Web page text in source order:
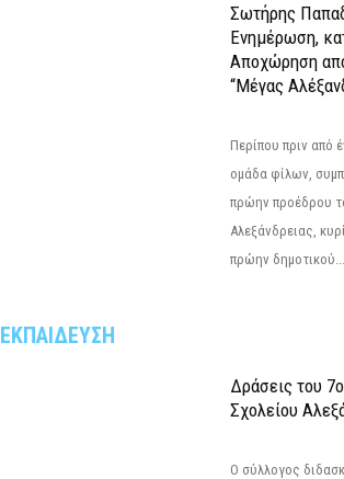
Σωτήρης
Ενημέρωση,
Αποχώρηση
“Μέγας
Περίπου πριν από
ομάδα φίλων,
πρώην προέδρου
Αλεξάνδρειας,
πρώην δημοτικού...
ΕΚΠΑΙΔΕΥΣΗ
Δράσεις του
Σχολείου
Ο σύλλογος